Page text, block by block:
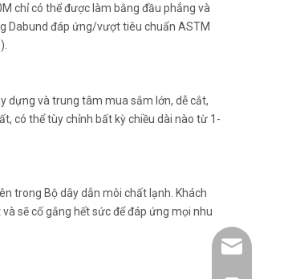
chỉ có thể được làm bằng đầu phẳng và
Dabund đáp ứng/vượt tiêu chuẩn ASTM
dựng và trung tâm mua sắm lớn, dễ cắt,
có thể tùy chỉnh bất kỳ chiều dài nào từ 1-
trong Bộ dây dẫn môi chất lạnh. Khách
sẽ cố gắng hết sức để đáp ứng mọi nhu